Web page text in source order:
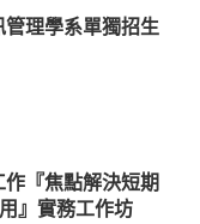
理學系單獨招生
『焦點解決短期
』實務工作坊